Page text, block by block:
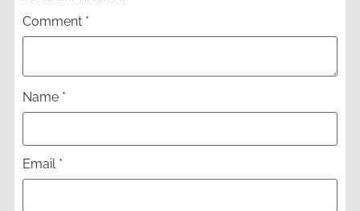
Comment *
Name *
Email *